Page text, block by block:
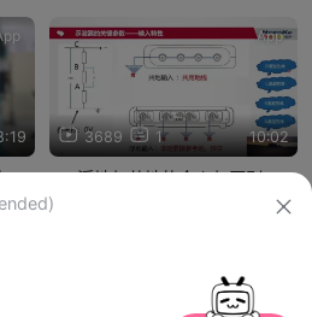
3689 1 10:02
App
8、浮地与共地的含义与区别
沪网文【2019】3804-274号